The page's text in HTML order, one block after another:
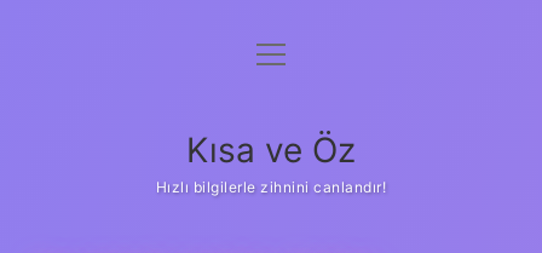
Anasayfa
Yasal Uyarı
menüyü
Kısa ve Öz
Hızlı bilgilerle zihnini canlandır!